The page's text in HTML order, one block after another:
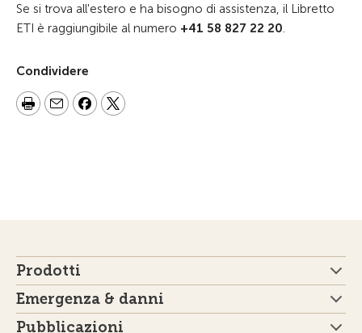
Se si trova all'estero e ha bisogno di assistenza, il Libretto
ETI è raggiungibile al numero +41 58 827 22 20
Condividere
Prodotti
Emergenza & danni
Pubblicazioni